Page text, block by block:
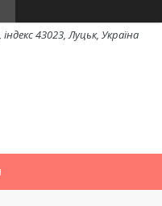
43023, Луцьк, Україна